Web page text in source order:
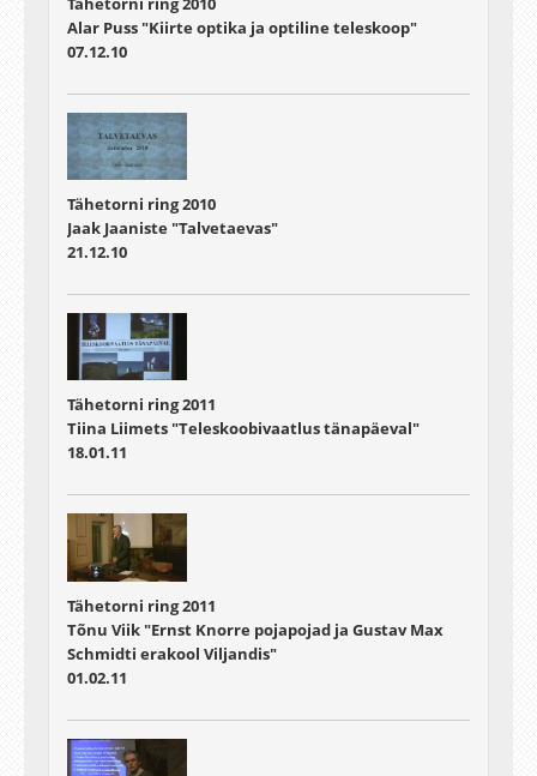
Alar Puss "Kiirte optika ja optiline teleskoop"
07.12.10
Tähetorni ring 2010
Jaak Jaaniste "Talvetaevas"
21.12.10
Tähetorni ring 2011
Tiina Liimets "Teleskoobivaatlus tänapäeval"
18.01.11
Tähetorni ring 2011
Tõnu Viik "Ernst Knorre pojapojad ja Gustav Max
Schmidti erakool Viljandis"
01.02.11